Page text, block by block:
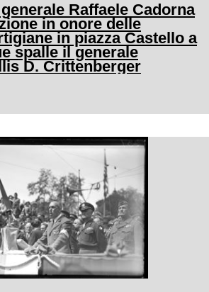
Raffaele Cadorna
in onore delle
in piazza Castello a
spalle il generale
D. Crittenberger